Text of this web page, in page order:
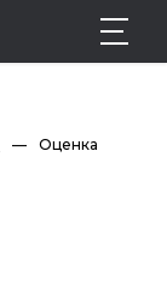
—
Оценка